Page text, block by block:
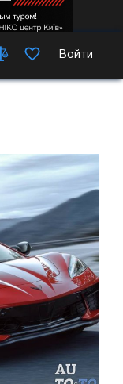
Войти